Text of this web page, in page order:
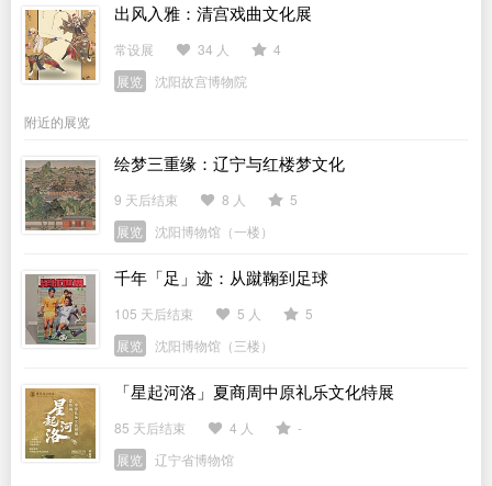
出风入雅：清宫戏曲文化展
常设展 34 人
4
展览
沈阳故宫博物院
附近的展览
绘梦三重缘：辽宁与红楼梦文化
9 天后结束 8 人
5
展览
沈阳博物馆（一楼）
千年「足」迹：从蹴鞠到足球
105 天后结束 5 人
5
展览
沈阳博物馆（三楼）
「星起河洛」夏商周中原礼乐文化特展
85 天后结束 4 人
-
展览
辽宁省博物馆